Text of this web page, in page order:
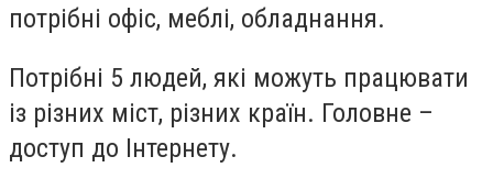
потрібні офіс, меблі, обладнання.
Потрібні 5 людей, які можуть працювати
із різних міст, різних країн. Головне –
доступ до Інтернету.